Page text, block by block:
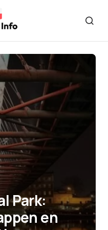
Park:
en